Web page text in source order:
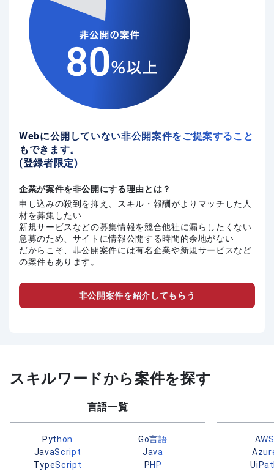
Webに公開していない非公開案件をご提案すること
もできます。
(登録者限定)
企業が案件を非公開にする理由とは？
申し込みの殺到を抑え、スキル・報酬がよりマッチした人
材を募集したい
新規サービスなどの募集情報を競合他社に漏らしたくない
急募のため、サイトに情報公開する時間的余地がない
だからこそ、非公開案件には有名企業や新規サービスなど
の案件もあります。
非公開案件を紹介してもらう
スキルワードから案件を探す
言語一覧
Python
Go言語
JavaScript
Java
TypeScript
PHP
AWS